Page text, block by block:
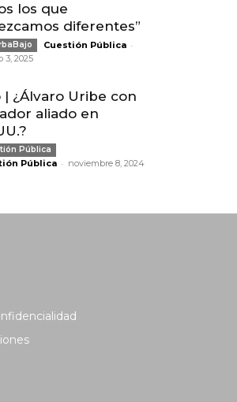
los que
diferentes”
Cuestión Pública -
3, 2025
| ¿Álvaro Uribe con
aliado en
Pública
Pública - noviembre 8, 2024